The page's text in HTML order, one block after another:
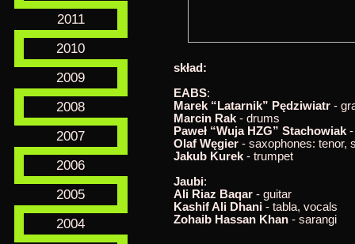
2011
2010
2009
2008
2007
2006
2005
2004
skład:
EABS:
Marek “Latarnik” Pędziwiatr-
Marcin Rak- drums
Paweł “Wuja HZG” Stachowiak-
Olaf Węgier- saxophones: tenor,
Jakub Kurek- trumpet
Jaubi:
Ali Riaz Baqar- guitar
Kashif Ali Dhani- tabla, vocals
Zohaib Hassan Khan- sarangi